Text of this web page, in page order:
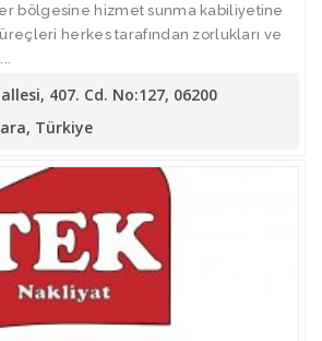
bölgesine hizmet sunma kabiliyetine
herkes tarafından zorlukları ve
407. Cd. No:127, 06200
Türkiye